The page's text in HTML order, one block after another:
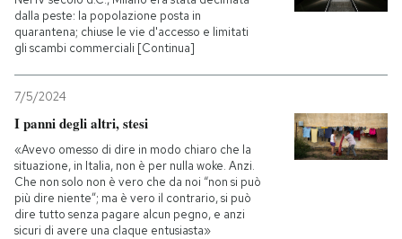
dalla peste: la popolazione posta in
quarantena; chiuse le vie d'accesso e limitati
gli scambi commerciali [Continua]
7/5/2024
I panni degli altri, stesi
«Avevo omesso di dire in modo chiaro che la
situazione, in Italia, non è per nulla woke. Anzi.
Che non solo non è vero che da noi “non si può
più dire niente”; ma è vero il contrario, si può
dire tutto senza pagare alcun pegno, e anzi
sicuri di avere una claque entusiasta»